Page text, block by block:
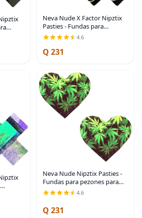
en
Neva Nude X Factor Nipztix
Pasties - Fundas para
pezones para fiestas raves,
adhesivo de grado médico,
impermeable, fabricadas en
Estados Unidos
4.6
Q 231
en
Neva Nude Nipztix Pasties -
Fundas para pezones para
festivales, raves y lencería,
adhesivo de grado médico, a
prueba de sudor, fabricado
en Estados
4.6
Q 231